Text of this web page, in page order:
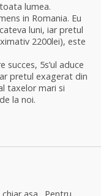
lumea.
in Romania. Eu
luni, iar pretul
2200lei), este
succes, 5s’ul aduce
pretul exagerat din
taxelor mari si
la noi.
chiar asa…Pentru